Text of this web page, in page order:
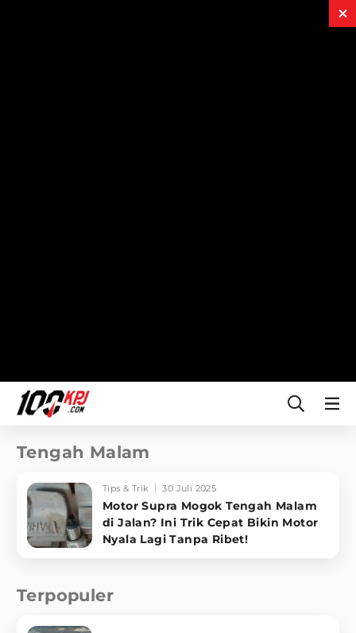
Tengah Malam
Tips & Trik 30 Juli 2025
Motor Supra Mogok Tengah Malam
di Jalan? Ini Trik Cepat Bikin Motor
Nyala Lagi Tanpa Ribet!
Terpopuler